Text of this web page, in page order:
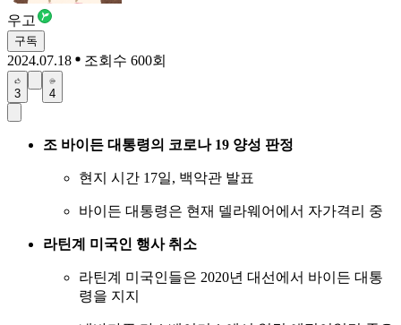
우고
구독
2024.07.18 조회수 600회
3 4
조 바이든 대통령의 코로나 19 양성 판정
현지 시간 17일, 백악관 발표
바이든 대통령은 현재 델라웨어에서 자가격리 중
라틴계 미국인 행사 취소
라틴계 미국인들은 2020년 대선에서 바이든 대통
령을 지지